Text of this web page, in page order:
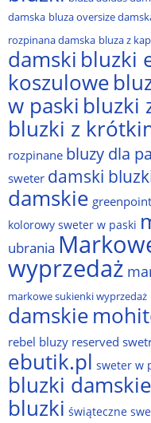
damska bluza oversize
rozpinana damska bluza z
damski bluzki
koszulowe
w paski bluzki
bluzki z
rozpinane bluzy dla
sweter damski
damskie greenpoint
kolorowy sweter w paski
ubrania
wyprzedaż
markowe sukienki wyprzedaż
damskie
rebel bluzy reserved
ebutik.pl sweter w
bluzki damskie
bluzki świąteczne